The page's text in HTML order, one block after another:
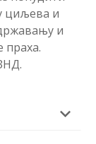
циљева и
и